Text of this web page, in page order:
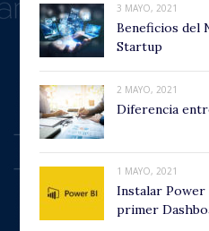
3 MAYO, 2021
Beneficios del
Startup
2 MAYO, 2021
Diferencia
1 MAYO, 2021
Instalar
primer